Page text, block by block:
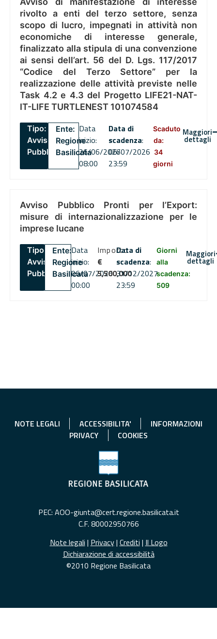
rivolto a enti del terzo settore, senza
scopo di lucro, impegnati in attività non
economiche di interesse generale,
finalizzato alla stipula di una convenzione
ai sensi dell’art. 56 del D. Lgs. 117/2017
“Codice del Terzo Settore” per la
realizzazione delle attività previste nelle
Task 4.2 e 4.3 del Progetto LIFE21-NAT-
IT-LIFE TURTLENEST 101074584
Tipo:
Avviso
Pubblico
Ente:
Regione
Basilicata
Data
inizio:
26/06/2026
08:00
Data di
scadenza:
06/07/2026
23:59
Scaduto
da:
34
giorni
Maggiori
dettagli
Avviso Pubblico Pronti per l’Export:
misure di internazionalizzazione per le
imprese lucane
Tipo:
Avviso
Pubblico
Ente:
Regione
Basilicata
Data
inizio:
06/07/2026
00:00
Importo
€
5,500,000
Data di
scadenza:
31/12/2027
23:59
Giorni
alla
scadenza:
509
Maggiori
dettagli
NOTE LEGALI ACCESSIBILITA'
INFORMAZIONI
PRIVACY
COOKIES
PEC: AOO-giunta@cert.regione.basilicata.it
C.F. 80002950766
Note legali | Privacy| Crediti | Il Logo
Dichiarazione di accessibilità
©2010 Regione Basilicata